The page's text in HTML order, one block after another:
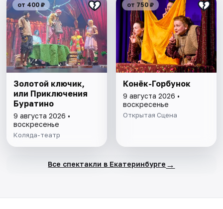
от 400 ₽
Золотой ключик,
или Приключения
Буратино
9 августа 2026 •
воскресенье
Коляда-театр
от 750 ₽
Конёк-Горбунок
9 августа 2026 •
воскресенье
Открытая Сцена
Все спектакли в Екатеринбурге →